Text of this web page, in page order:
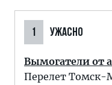
1 УЖАСНО
Вымогатели от
Перелет Томск-